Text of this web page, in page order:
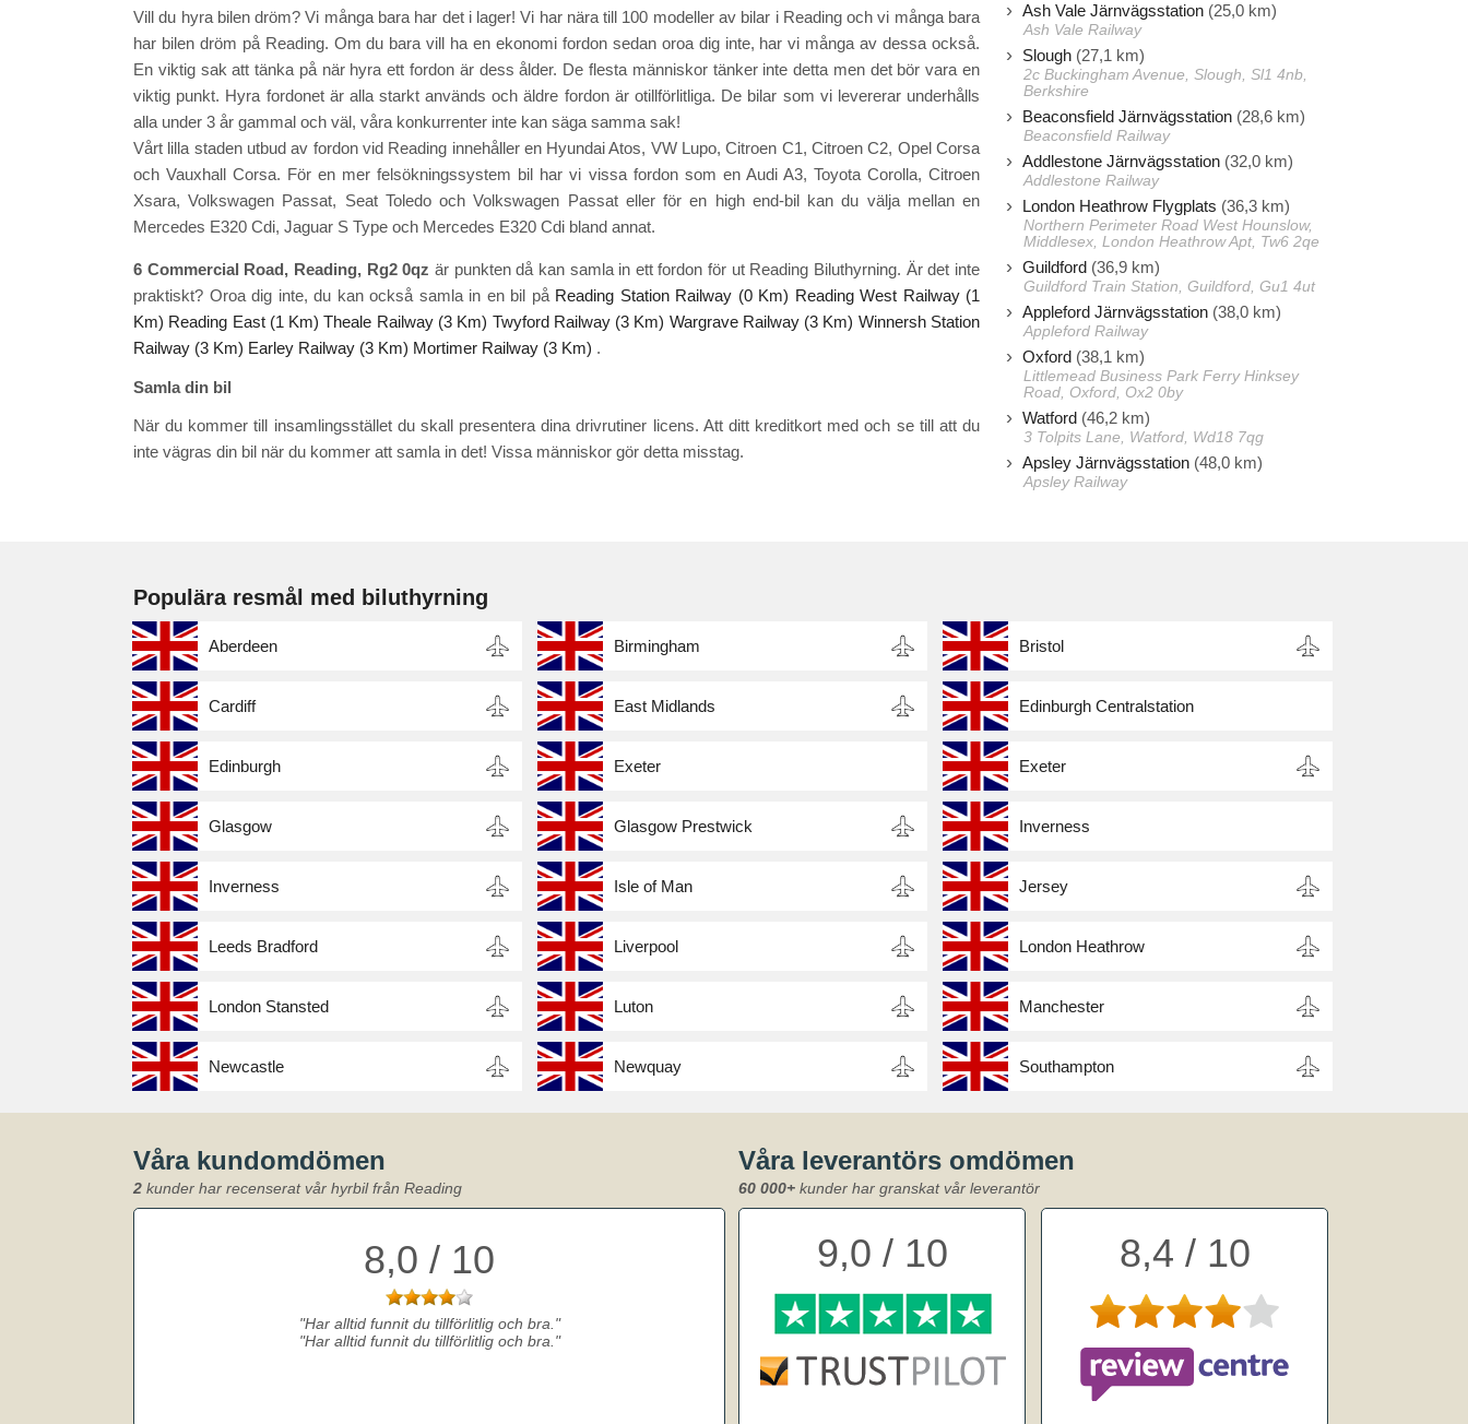
Vill du hyra bilen dröm? Vi många bara har det i lager! Vi har nära till 100 modeller av bilar i Reading och vi många bara
har bilen dröm på Reading. Om du bara vill ha en ekonomi fordon sedan oroa dig inte, har vi många av dessa också.
En viktig sak att tänka på när hyra ett fordon är dess ålder. De flesta människor tänker inte detta men det bör vara en
viktig punkt. Hyra fordonet är alla starkt används och äldre fordon är otillförlitliga. De bilar som vi levererar underhålls
alla under 3 år gammal och väl, våra konkurrenter inte kan säga samma sak!
Vårt lilla staden utbud av fordon vid Reading innehåller en Hyundai Atos, VW Lupo, Citroen C1, Citroen C2, Opel Corsa
och Vauxhall Corsa. För en mer felsökningssystem bil har vi vissa fordon som en Audi A3, Toyota Corolla, Citroen
Xsara, Volkswagen Passat, Seat Toledo och Volkswagen Passat eller för en high end-bil kan du välja mellan en
Mercedes E320 Cdi, Jaguar S Type och Mercedes E320 Cdi bland annat.
6 Commercial Road, Reading, Rg2 0qz är punkten då kan samla in ett fordon för ut Reading Biluthyrning. Är det inte
praktiskt? Oroa dig inte, du kan också samla in en bil på Reading Station Railway (0 Km) Reading West Railway (1
Km) Reading East (1 Km) Theale Railway (3 Km) Twyford Railway (3 Km) Wargrave Railway (3 Km) Winnersh Station
Railway (3 Km) Earley Railway (3 Km) Mortimer Railway (3 Km) .
Samla din bil
När du kommer till insamlingsstället du skall presentera dina drivrutiner licens. Att ditt kreditkort med och se till att du
inte vägras din bil när du kommer att samla in det! Vissa människor gör detta misstag.
Ash Vale Järnvägsstation (25,0 km)
Ash Vale Railway
Slough (27,1 km)
2c Buckingham Avenue, Slough, Sl1 4nb,
Berkshire
Beaconsfield Järnvägsstation (28,6 km)
Beaconsfield Railway
Addlestone Järnvägsstation (32,0 km)
Addlestone Railway
London Heathrow Flygplats (36,3 km)
Northern Perimeter Road West Hounslow,
Middlesex, London Heathrow Apt, Tw6 2qe
Guildford (36,9 km)
Guildford Train Station, Guildford, Gu1 4ut
Appleford Järnvägsstation (38,0 km)
Appleford Railway
Oxford (38,1 km)
Littlemead Business Park Ferry Hinksey
Road, Oxford, Ox2 0by
Watford (46,2 km)
3 Tolpits Lane, Watford, Wd18 7qg
Apsley Järnvägsstation (48,0 km)
Apsley Railway
Populära resmål med biluthyrning
Aberdeen Birmingham Bristol
Cardiff East Midlands Edinburgh Centralstation
Edinburgh Exeter Exeter
Glasgow Glasgow Prestwick Inverness
Inverness Isle of Man Jersey
Leeds Bradford Liverpool London Heathrow
London Stansted Luton Manchester
Newcastle Newquay Southampton
Våra kundomdömen
2 kunder har recenserat vår hyrbil från Reading
8,0 / 10
Har alltid funnit du tillförlitlig och bra.
Har alltid funnit du tillförlitlig och bra.
Våra leverantörs omdömen
60 000+ kunder har granskat vår leverantör
9,0 / 10 8,4 / 10